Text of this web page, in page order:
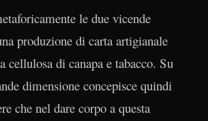
le due vicende
produzione di carta artigianale
cellulosa di canapa e tabacco. Su
dimensione concepisce quindi
che nel dare corpo a questa